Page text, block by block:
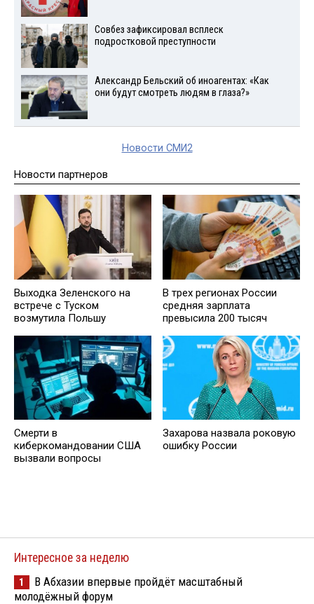
Совбез зафиксировал всплеск
подростковой преступности
Александр Бельский об иноагентах: «Как
они будут смотреть людям в глаза?»
Новости СМИ2
Новости партнеров
Выходка Зеленского на
встрече с Туском
возмутила Польшу
В трех регионах России
средняя зарплата
превысила 200 тысяч
Смерти в
киберкомандовании США
вызвали вопросы
Захарова назвала роковую
ошибку России
Интересное за неделю
1
В Абхазии впервые пройдёт масштабный
молодёжный форум